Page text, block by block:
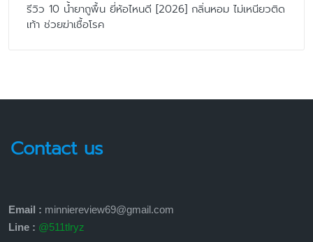
รีวิว 10 น้ำยาถูพื้น ยี่ห้อไหนดี [2026] กลิ่นหอม ไม่เหนียวติด
เท้า ช่วยฆ่าเชื้อโรค
Contact us
Email : minniereview69@gmail.com
Line : @511tlryz